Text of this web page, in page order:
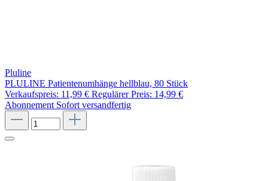
Pluline
PLULINE Patientenumhänge hellblau, 80 Stück
Verkaufspreis: 11,99 € Regulärer Preis: 14,99 €
Abonnement Sofort versandfertig